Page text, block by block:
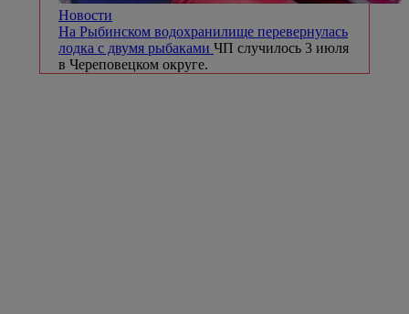
Новости
На Рыбинском водохранилище перевернулась
лодка с двумя рыбаками ЧП случилось 3 июля
в Череповецком округе.